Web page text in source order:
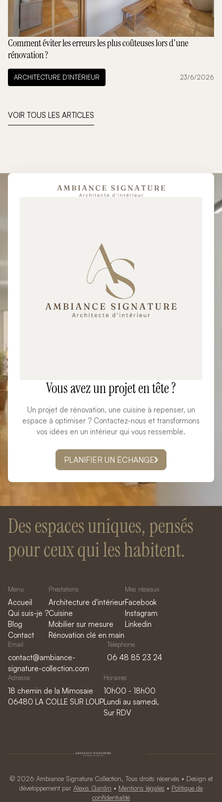
Comment éviter les erreurs les plus coûteuses lors d'une
rénovation ?
ARCHITECTURE D'INTÉRIEUR 23/6/2026
VOIR TOUS LES ARTICLES
Vous avez un projet en tête ?
Un projet de rénovation, une cuisine à repenser, un
espace à optimiser ? Contactez-nous et transformons
vos idées en un intérieur qui vous ressemble.
PLANIFIER UN ÉCHANGE
Des espaces uniques, pensés
pour ceux qui les habitent.
Menu
Accueil
Qui suis-je ?
Blog
Contact
Prestations
Architecture d'intérieur
Cuisine
Mobilier sur mesure
Rénovation clé en main
Mes réseaux
Facebook
Instagram
Linkedin
Email
contact@ambiance-
signature-collection.com
Téléphone
06 48 85 23 24
Adresse
18 chemin de la Mimosaie
06480 LA COLLE SUR LOUP
Horaires
10h00 - 18h00
Lundi au samedi,
Sur RDV
© 2026 Ambiance Signature Collection, Tous droits réservés • Design et
développement par Alexis Gardin • Mentions légales • Politique de
confidentialité